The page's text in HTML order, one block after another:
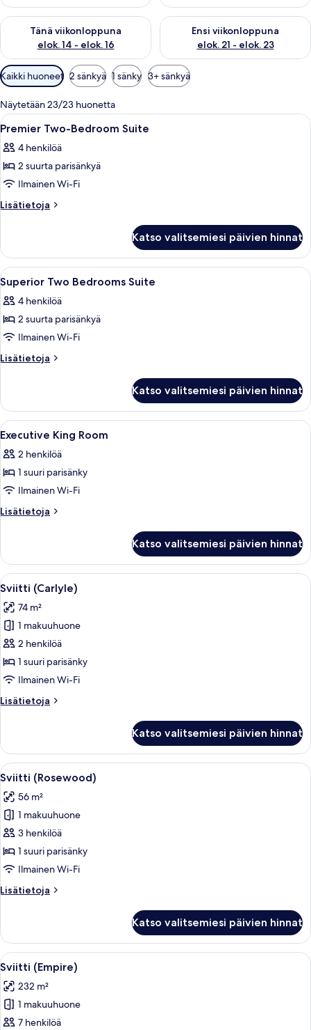
Tänä viikonloppuna
elok. 14 - elok. 16
Tarkista tämän viikonlopun saatavuus elok. 14 - elok. 16
Ensi viikonloppuna
elok. 21 - elok. 23
Tarkista ensi viikonlopun
Huoneille
saatavilla
olevia
suodattimia
Kaikki huoneet 2 sänkyä 1 sänky 3+ sänkyä
Näytetään 23/23 huonetta
Avaa
kaikki
huonetyypin
Premier
Two-
Bedroom
Ylelliset vuodevaatteet, minibaari,
5
Premier Two-Bedroom Suite
4 henkilöä
2 suurta parisänkyä
Ilmainen Wi-Fi
Lisätietoja
Lisätietoja
Bedroom
Suite
Katso valitsemiesi päivien hinnat
Avaa
kaikki
huonetyypin
Superior
Two
Bedrooms
Ylelliset vuodevaatteet, minibaari,
4
Superior Two Bedrooms Suite
4 henkilöä
2 suurta parisänkyä
Ilmainen Wi-Fi
Lisätietoja
Lisätietoja
Bedrooms
Suite
Katso valitsemiesi päivien hinnat
Avaa
kaikki
huonetyypin
Executive
King
Room
Ylelliset vuodevaatteet, minibaari,
3
Executive King Room
2 henkilöä
1 suuri parisänky
Ilmainen Wi-Fi
Lisätietoja
Lisätietoja
Room
Katso valitsemiesi päivien hinnat
Avaa
kaikki
huonetyypin
Sviitti
(Carlyle)
kuvat
Moderni olohuone, jossa on pyöreä
4
Sviitti (Carlyle)
74 m²
1 makuuhuone
2 henkilöä
1 suuri parisänky
Ilmainen Wi-Fi
Lisätietoja
Lisätietoja
Katso valitsemiesi päivien hinnat
Avaa
kaikki
huonetyypin
Sviitti
(Rosewood)
kuvat
Hotellihuone, jonka seinällä on
5
Sviitti (Rosewood)
56 m²
1 makuuhuone
3 henkilöä
1 suuri parisänky
Ilmainen Wi-Fi
Lisätietoja
Lisätietoja
Katso valitsemiesi päivien hinnat
Avaa
kaikki
huonetyypin
Sviitti
(Empire)
Tilava olohuone, jossa on suuri
5
Sviitti (Empire)
232 m²
1 makuuhuone
7 henkilöä